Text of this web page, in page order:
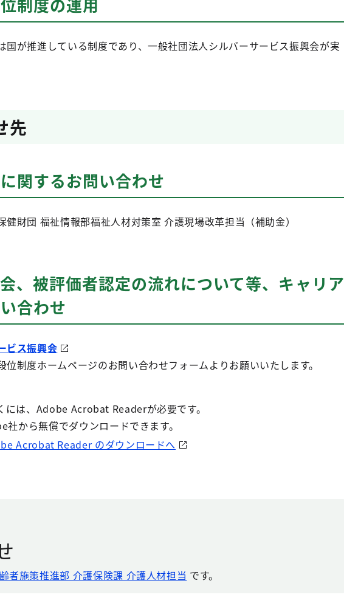
制度の運用
が推進している制度であり、一般社団法人シルバーサービス振興会が実
先
関するお問い合わせ
健財団 福祉情報部福祉人材対策室 介護現場改革担当（補助金）
、被評価者認定の流れについて等、キャリア
合わせ
ビス振興会
制度ホームページのお問い合わせフォームよりお願いいたします。
には、Adobe Acrobat Readerが必要です。
から無償でダウンロードできます。
Acrobat Reader のダウンロードへ
者施策推進部 介護保険課 介護人材担当 です。